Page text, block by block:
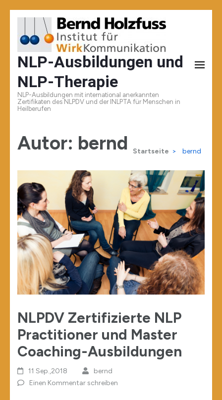
Zum
Inhalt
springen
(Enter
drücken)
NLP-Ausbildungen und
NLP-Therapie
NLP-Ausbildungen mit international anerkannten
Zertifikaten des NLPDV und der INLPTA für Menschen in
Heilberufen
Autor: bernd Startseite > bernd
NLPDV Zertifizierte NLP
Practitioner und Master
Coaching-Ausbildungen
11 Sep.,2018
bernd
Einen Kommentar schreiben